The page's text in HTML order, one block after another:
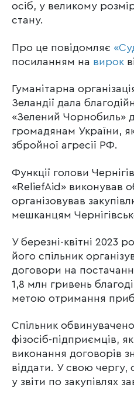
осіб, у великому
стану.
Про це повідомляє
посиланням на вирок
Гуманітарна
Зеландії дала
«Зелений Чорнобиль»
громадянам України,
збройної агресії РФ.
Функції голови
«ReliefAid» виконував
організовував
мешканцям
У березні-квітні 2023
його спільник
договори на
1,8 млн гривень
метою отримання
Спільник
фізосіб-підприємців,
виконання договорів
віддати. У свою
у звіти по закупівлях